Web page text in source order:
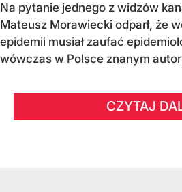
Na pytanie jednego z widzów
Mateusz Morawiecki odparł, że
epidemii musiał zaufać
wówczas w Polsce znanym
CZYTAJ